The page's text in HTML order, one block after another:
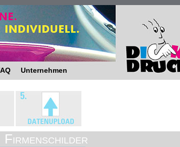
Unternehmen
Firmenschilder